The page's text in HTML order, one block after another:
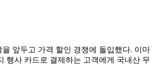
앞두고 가격 할인 경쟁에 돌입했다. 이마
행사 카드로 결제하는 고객에게 국내산 무